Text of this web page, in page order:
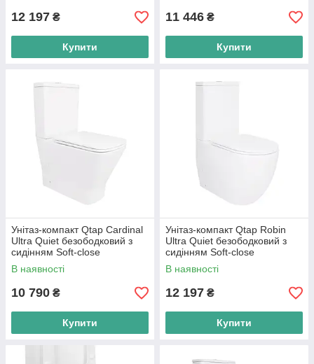
12 197 ₴
Купити
11 446 ₴
Купити
Унітаз-компакт Qtap Cardinal
Ultra Quiet безободковий з
сидінням Soft-close
QT04222168AUQ3W
В наявності
10 790 ₴
Купити
Унітаз-компакт Qtap Robin
Ultra Quiet безободковий з
сидінням Soft-close
QT13222128AUQ1W
В наявності
12 197 ₴
Купити